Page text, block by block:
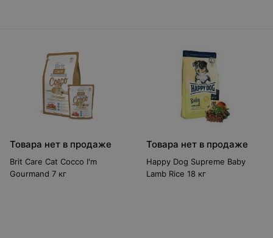
Товара нет в продаже
Brit Care Cat Cocco I'm
Gourmand 7 кг
Товара нет в продаже
Happy Dog Supreme Baby
Lamb Rice 18 кг